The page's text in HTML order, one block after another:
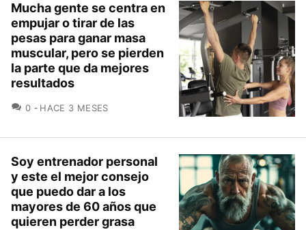
Mucha gente se centra en
empujar o tirar de las
pesas para ganar masa
muscular, pero se pierden
la parte que da mejores
resultados
0 COMENTARIOS
HACE 3 MESES
Soy entrenador personal
y este el mejor consejo
que puedo dar a los
mayores de 60 años que
quieren perder grasa